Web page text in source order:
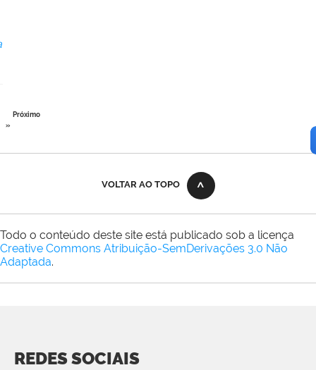
Próximo
»
VOLTAR AO TOPO
Todo o conteúdo deste site está publicado sob a licença
Creative Commons Atribuição-SemDerivações 3.0 Não
Adaptada.
REDES SOCIAIS